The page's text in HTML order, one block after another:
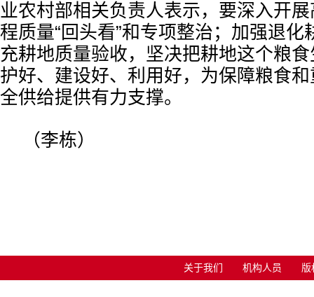
业农村部相关负责人表示，要深入开
程质量“回头看”和专项整治；加强退化
充耕地质量验收，坚决把耕地这个粮食
护好、建设好、利用好，为保障粮食
全供给提供有力支撑。
（李栋）
关于我们 机构人员 版